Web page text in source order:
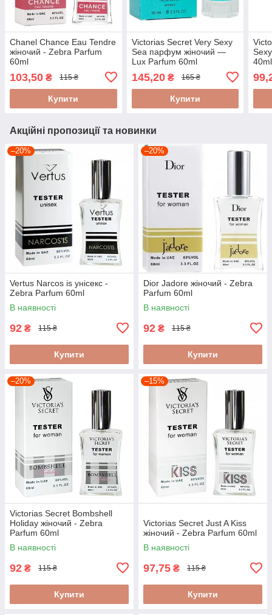
Chanel Chance Eau Tendre
жіночий - Zebra Parfum
60ml
103,50 ₴ 115 ₴
Купити
Victorias Secret Very Sexy
Sea парфум жіночий —
Lux Parfum 60ml
145,20₴ 165 ₴
Купити
40ml
Акційні пропозиції та новинки
–20%
Vertus Narcos is унісекс -
Zebra Parfum 60ml
В наявності
92 ₴ 115 ₴
Купити
–20%
Dior Jadore жіночий - Zebra
Parfum 60ml
В наявності
92 ₴ 115 ₴
Купити
–20%
Victorias Secret Bombshell
Holiday жіночий - Zebra
Parfum 60ml
В наявності
92 ₴ 115 ₴
Купити
–15%
Victorias Secret Just A Kiss
жіночий - Zebra Parfum 60ml
В наявності
97,75 ₴ 115 ₴
Купити